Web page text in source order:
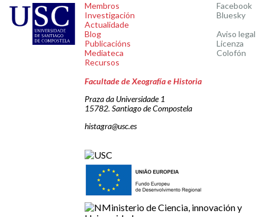
Membros
Investigación
Actualidade
Blog
Publicacións
Mediateca
Recursos
Facebook
Bluesky
Aviso legal
Licenza
Colofón
Facultade de Xeografía e Historia
Praza da Universidade 1
15782. Santiago de Compostela
histagra@usc.es